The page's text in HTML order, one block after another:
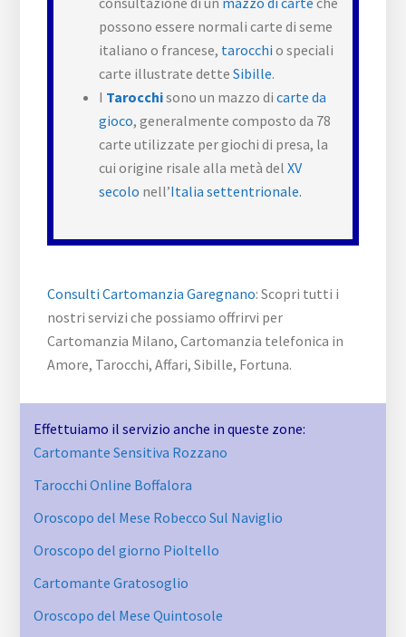
possono essere normali carte di seme
italiano o francese, tarocchi o speciali
carte illustrate detteSibille.
I Tarocchisono un mazzo dicarte da
gioco, generalmente composto da 78
carte utilizzate per giochi di presa, la
cui origine risale alla metà delXV
secolo nell’Italia settentrionale.
Consulti Cartomanzia Garegnano: Scopri tutti i
nostri servizi che possiamo offrirvi per
Cartomanzia Milano, Cartomanzia telefonica in
Amore, Tarocchi, Affari, Sibille, Fortuna.
Effettuiamo il servizio anche in queste zone:
Cartomante Sensitiva Rozzano
Tarocchi Online Boffalora
Oroscopo del Mese Robecco Sul Naviglio
Oroscopo del giorno Pioltello
Cartomante Gratosoglio
Oroscopo del Mese Quintosole